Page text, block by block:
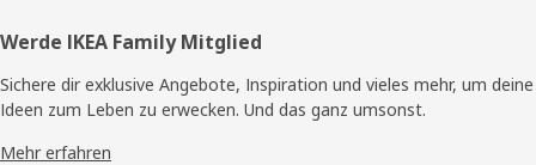
Fusszeile
Werde IKEA Family Mitglied
Sichere dir exklusive Angebote, Inspiration und vieles mehr, um deine
Ideen zum Leben zu erwecken. Und das ganz umsonst.
Mehr erfahren